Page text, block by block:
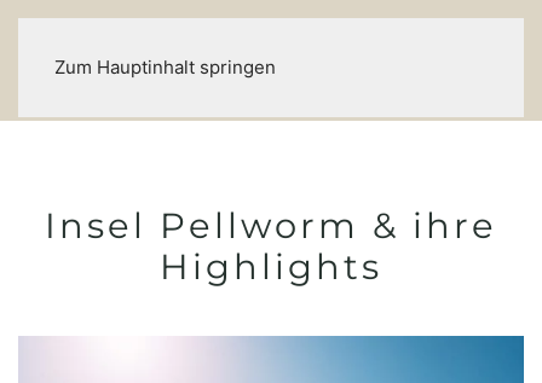
Zum Hauptinhalt springen
Insel Pellworm & ihre
Highlights